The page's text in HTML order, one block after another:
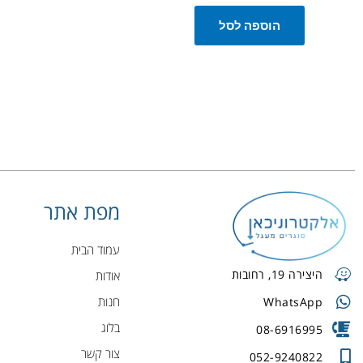
הוספה לסל
היצירה 19, רחובות
WhatsApp
08-6916995
052-9240822
מפת אתר
עמוד הבית
אודות
חנות
בלוג
צור קשר